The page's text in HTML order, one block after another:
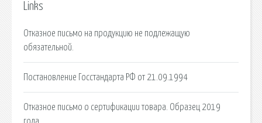
Links
Отказное письмо на продукцию не подлежащую
обязательной.
Постановление Госстандарта РФ от 21.09.1994
Отказное письмо о сертификации товара. Образец 2019